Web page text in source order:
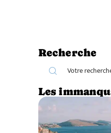
Recherche
Les